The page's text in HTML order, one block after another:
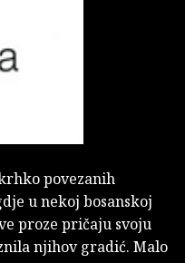
povezanih
u nekoj bosanskoj
proze pričaju svoju
njihov gradić. Malo